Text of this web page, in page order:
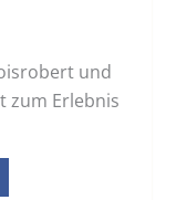
und
zum Erlebnis